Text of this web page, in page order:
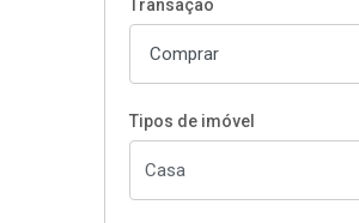
Transação
Tipos de imóvel